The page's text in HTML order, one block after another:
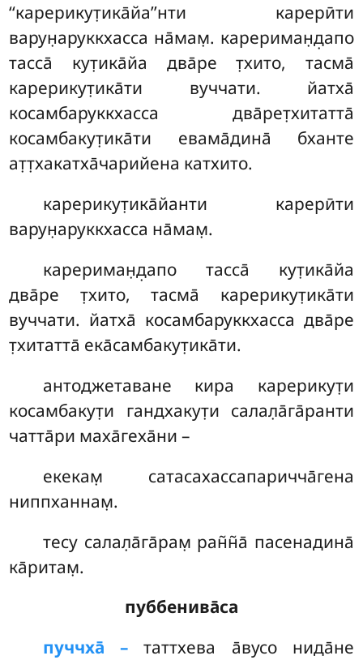
‘‘карерикут̣ика̄йа’’нти карерӣти
варун̣аруккхасса на̄мам̣. карериман̣д̣апо
тасса̄ кут̣ика̄йа два̄ре т̣хито, тасма̄
карерикут̣ика̄ти вуччати. йатха̄
косамбаруккхасса два̄рет̣хитатта̄
косамбакут̣ика̄ти евама̄дина̄ бханте
ат̣т̣хакатха̄чарийена катхито.
карерикут̣ика̄йанти карерӣти
варун̣аруккхасса на̄мам̣.
карериман̣д̣апо тасса̄ кут̣ика̄йа
два̄ре т̣хито, тасма̄ карерикут̣ика̄ти
вуччати. йатха̄ косамбаруккхасса два̄ре
т̣хитатта̄ ека̄самбакут̣ика̄ти.
антоджетаване кира карерикут̣и
косамбакут̣и гандхакут̣и салал̣а̄га̄ранти
чатта̄ри маха̄геха̄ни –
екекам̣ сатасахассапаричча̄гена
ниппханнам̣.
тесу салал̣а̄га̄рам̣ ран̃н̃а̄ пасенадина̄
ка̄ритам̣.
пуббенива̄са
пуччха̄ – таттхева а̄вусо нида̄не